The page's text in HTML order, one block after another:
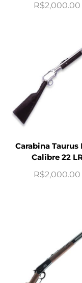
R$2,000.00
Carabina Taurus
Calibre 22
R$2,000.00